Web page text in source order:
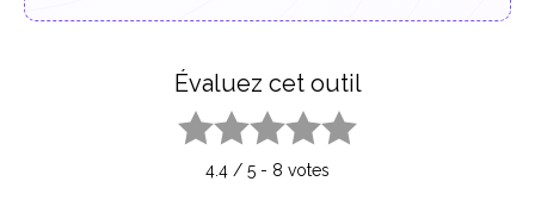
Évaluez cet outil
4.4 / 5 - 8 votes